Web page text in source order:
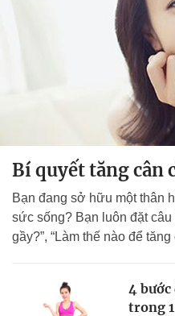
Bí quyết tăng cân
Bạn đang sở hữu một thân
sức sống? Bạn luôn đặt câu
gầy?”, “Làm thế nào để tăng
4
trong